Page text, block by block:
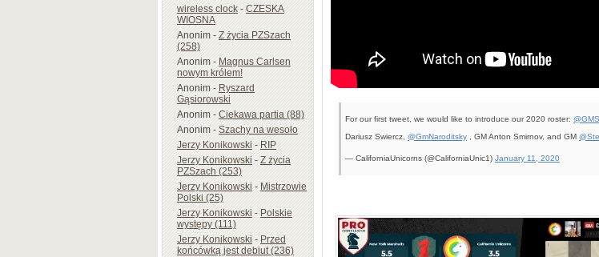
wireless clock-CZESKA
WIOSNA
Anonim-Z życia PZSzach
(258)
Anonim-Magnus Carlsen
nowym królem!
Anonim-Ryszard
Gąsiorowski
Anonim-Ciekawa partia (88)
Anonim-Szachy na wesoło
Jerzy Konikowski-RIP
Jerzy Konikowski-Z życia
PZSzach (253)
Jerzy Konikowski-Mistrzowie
Polski (25)
Jerzy Konikowski-Polskie
występy (111)
Jerzy Konikowski-Przed
końcówką jest debiut (236)
For our first tweet, we would like to introduce our 2020 roster:
Dariusz Swiercz, @GmNaroditsky , GM Anton Smirnov, and GM
— CaliforniaUnicorns (@CaliforniaUnic1) January 11, 2020